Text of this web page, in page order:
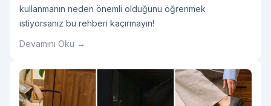
kullanmanın neden önemli olduğunu öğrenmek
istiyorsanız bu rehberi kaçırmayın!
Devamını Oku →